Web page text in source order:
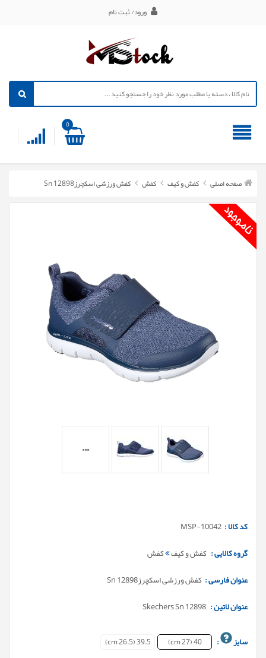
ورود/ ثبت نام
0
صفحه اصلی کفش و کیف کفش کفش ورزشی اسکچرزSn 12898
کد کالا : MSP-10042
گروه کالایی : کفش و کیف کفش
عنوان فارسی : کفش ورزشی اسکچرزSn 12898
عنوان لاتین :
سایز :
40 (27 cm)
39.5 (26.5 cm)